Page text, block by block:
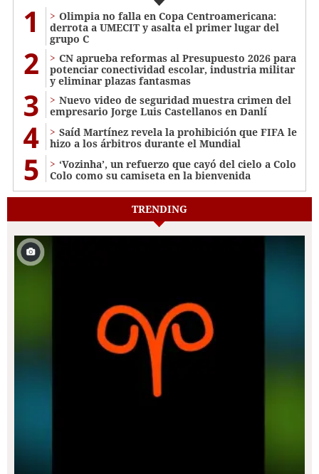
1
Olimpia no falla en Copa Centroamericana:
derrota a UMECIT y asalta el primer lugar del
grupo C
2
CN aprueba reformas al Presupuesto 2026 para
potenciar conectividad escolar, industria militar
y eliminar plazas fantasmas
3
Nuevo video de seguridad muestra crimen del
empresario Jorge Luis Castellanos en Danlí
4
Saíd Martínez revela la prohibición que FIFA le
hizo a los árbitros durante el Mundial
5
‘Vozinha’, un refuerzo que cayó del cielo a Colo
Colo como su camiseta en la bienvenida
TRENDING